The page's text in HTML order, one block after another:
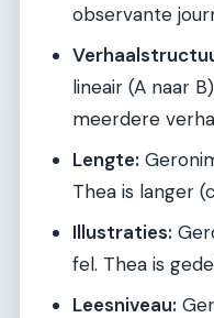
observante
lineair (A naar
meerdere
Lengte:
Thea is langer
Illustraties:
fel. Thea is
Leesniveau: